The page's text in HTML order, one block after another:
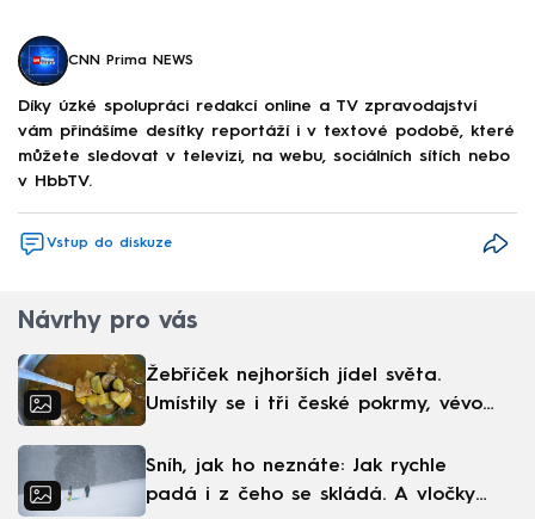
CNN Prima NEWS
Díky úzké spolupráci redakcí online a TV zpravodajství
vám přinášíme desítky reportáží i v textové podobě, které
můžete sledovat v televizi, na webu, sociálních sítích nebo
v HbbTV.
Vstup do diskuze
Návrhy pro vás
Žebříček nejhorších jídel světa.
Umístily se i tři české pokrmy, vévodí
Sníh, jak ho neznáte: Jak rychle
padá i z čeho se skládá. A vločky